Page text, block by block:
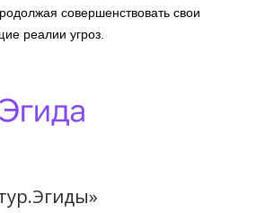
совершенствовать свои
реалии угроз.